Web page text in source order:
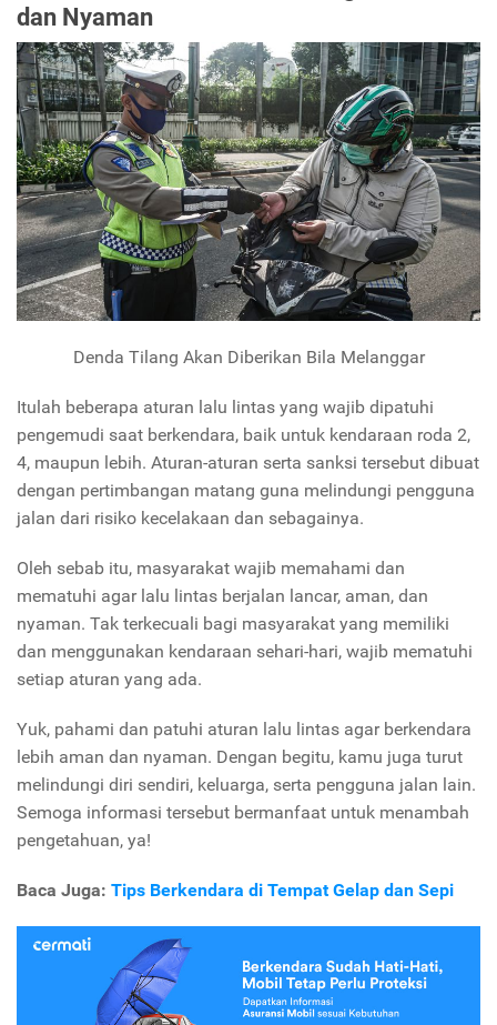
dan Nyaman
Denda Tilang Akan Diberikan Bila Melanggar
Itulah beberapa aturan lalu lintas yang wajib dipatuhi
pengemudi saat berkendara, baik untuk kendaraan roda 2,
4, maupun lebih. Aturan-aturan serta sanksi tersebut dibuat
dengan pertimbangan matang guna melindungi pengguna
jalan dari risiko kecelakaan dan sebagainya.
Oleh sebab itu, masyarakat wajib memahami dan
mematuhi agar lalu lintas berjalan lancar, aman, dan
nyaman. Tak terkecuali bagi masyarakat yang memiliki
dan menggunakan kendaraan sehari-hari, wajib mematuhi
setiap aturan yang ada.
Yuk, pahami dan patuhi aturan lalu lintas agar berkendara
lebih aman dan nyaman. Dengan begitu, kamu juga turut
melindungi diri sendiri, keluarga, serta pengguna jalan lain.
Semoga informasi tersebut bermanfaat untuk menambah
pengetahuan, ya!
Baca Juga: Tips Berkendara di Tempat Gelap dan Sepi